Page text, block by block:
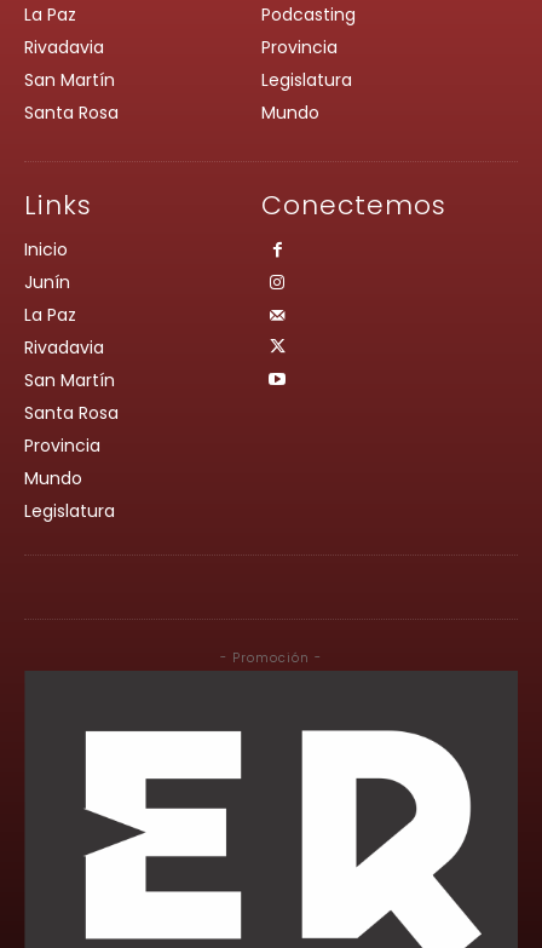
La Paz
Rivadavia
San Martín
Santa Rosa
Podcasting
Provincia
Legislatura
Mundo
Links
Inicio
Junín
La Paz
Rivadavia
San Martín
Santa Rosa
Provincia
Mundo
Legislatura
Conectemos
- Promoción -